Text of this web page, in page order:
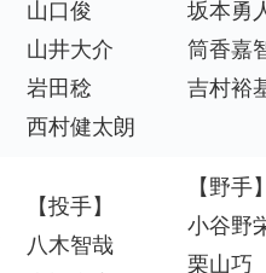
山口俊
山井大介
岩田稔
西村健太朗
坂本勇
筒香嘉
吉村裕
【投手】
八木智哉
【野手】
小谷野
栗山巧